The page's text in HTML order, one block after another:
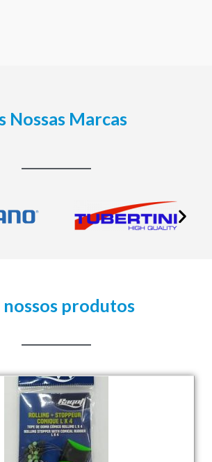
Nossas Marcas
nossos produtos